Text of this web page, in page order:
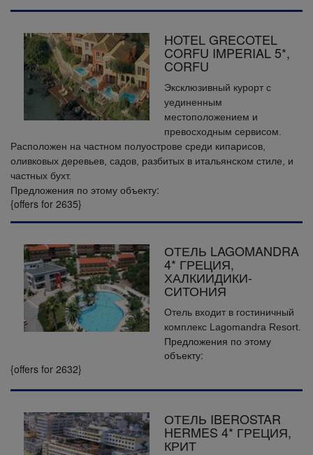
HOTEL GRECOTEL
CORFU IMPERIAL 5*,
CORFU
Эксклюзивный курорт с
уединенным
местоположением и
превосходным сервисом.
Расположен на частном полуострове среди кипарисов,
оливковых деревьев, садов, разбитых в итальянском стиле, и
частных бухт.
Предложения по этому объекту:
{offers for 2635}
ОТЕЛЬ LAGOMANDRA
4* ГРЕЦИЯ,
ХАЛКИИДИКИ-
СИТОНИЯ
Отель входит в гостиничный
комплекс Lagomandra Resort.
Предложения по этому
объекту:
{offers for 2632}
ОТЕЛЬ IBEROSTAR
HERMES 4* ГРЕЦИЯ,
КРИТ